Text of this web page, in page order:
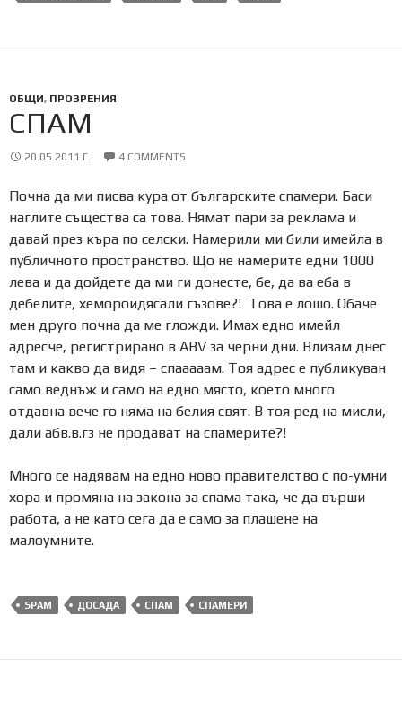
ОБЩИ, ПРОЗРЕНИЯ
СПАМ
20.05.2011 Г. 4 COMMENTS
Почна да ми писва кура от българските спамери. Баси
наглите същества са това. Нямат пари за реклама и
давай през къра по селски. Намерили ми били имейла в
публичното пространство. Що не намерите едни 1000
лева и да дойдете да ми ги донесте, бе, да ва еба в
дебелите, хемороидясали гъзове?! Това е лошо. Обаче
мен друго почна да ме гложди. Имах едно имейл
адресче, регистрирано в ABV за черни дни. Влизам днес
там и какво да видя – спааааам. Тоя адрес е публикуван
само веднъж и само на едно място, което много
отдавна вече го няма на белия свят. В тоя ред на мисли,
дали абв.в.гз не продават на спамерите?!
Много се надявам на едно ново правителство с по-умни
хора и промяна на закона за спама така, че да върши
работа, а не като сега да е само за плашене на
малоумните.
SPAM ДОСАДА СПАМ СПАМЕРИ